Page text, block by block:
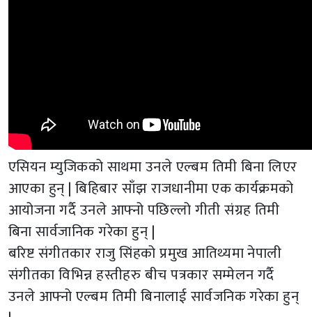
एसियन म्युजिकको साथमा उनले एल्बम तिमी बिना लिएर
आएका हुन् | बिहिबार साँझ राजधानीमा एक कार्यक्रमको
आयोजना गर्दै उनले आफ्नो पछिल्लो गीती संग्रह तिमी
बिना सार्वजानिक गरेका हुन् |
बरिष्ट संगीतकार राजु सिंहको प्रमुख आतिथ्यमा नेपाली
संगीतका विभिन्न हस्तीहरु बीच पत्रकार सम्मेलन गर्दै
उनले आफ्नो एल्बम तिमी बिनालाई सार्वजनिक गरेका हुन्